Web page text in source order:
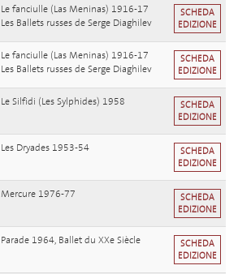
Le fanciulle (Las Meninas) 1916-17
Les Ballets russes de Serge Diaghilev
SCHEDA
EDIZIONE
Le fanciulle (Las Meninas) 1916-17
Les Ballets russes de Serge Diaghilev
SCHEDA
EDIZIONE
Le Silfidi (Les Sylphides) 1958
SCHEDA
EDIZIONE
Les Dryades 1953-54
SCHEDA
EDIZIONE
Mercure 1976-77
SCHEDA
EDIZIONE
Parade 1964, Ballet du XXe Siècle
SCHEDA
EDIZIONE